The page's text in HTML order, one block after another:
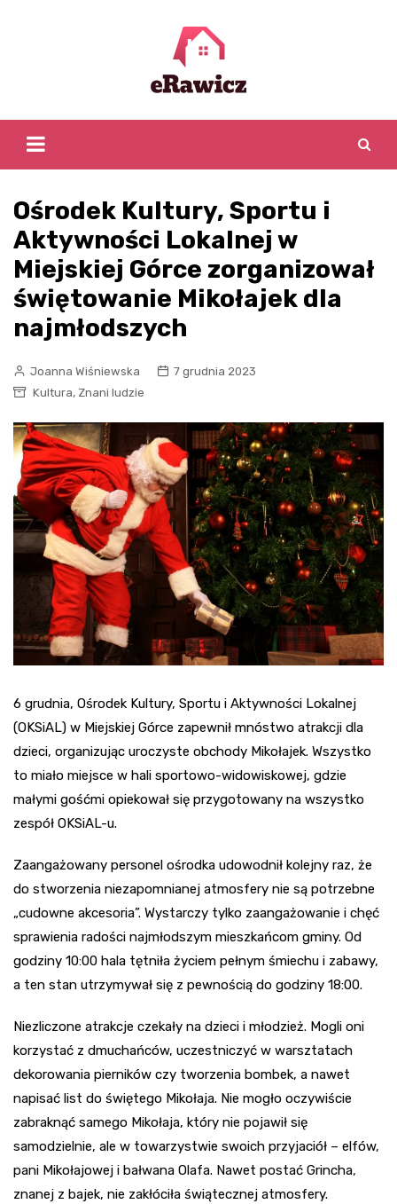
Ośrodek Kultury, Sportu i
Aktywności Lokalnej w
Miejskiej Górce zorganizował
świętowanie Mikołajek dla
najmłodszych
Joanna Wiśniewska
7 grudnia 2023
Kultura, Znani ludzie
6 grudnia, Ośrodek Kultury, Sportu i Aktywności Lokalnej
(OKSiAL) w Miejskiej Górce zapewnił mnóstwo atrakcji dla
dzieci, organizując uroczyste obchody Mikołajek. Wszystko
to miało miejsce w hali sportowo-widowiskowej, gdzie
małymi gośćmi opiekował się przygotowany na wszystko
zespół OKSiAL-u.
Zaangażowany personel ośrodka udowodnił kolejny raz, że
do stworzenia niezapomnianej atmosfery nie są potrzebne
„cudowne akcesoria”. Wystarczy tylko zaangażowanie i chęć
sprawienia radości najmłodszym mieszkańcom gminy. Od
godziny 10:00 hala tętniła życiem pełnym śmiechu i zabawy,
a ten stan utrzymywał się z pewnością do godziny 18:00.
Niezliczone atrakcje czekały na dzieci i młodzież. Mogli oni
korzystać z dmuchańców, uczestniczyć w warsztatach
dekorowania pierników czy tworzenia bombek, a nawet
napisać list do świętego Mikołaja. Nie mogło oczywiście
zabraknąć samego Mikołaja, który nie pojawił się
samodzielnie, ale w towarzystwie swoich przyjaciół – elfów,
pani Mikołajowej i bałwana Olafa. Nawet postać Grincha,
znanej z bajek, nie zakłóciła świątecznej atmosfery.